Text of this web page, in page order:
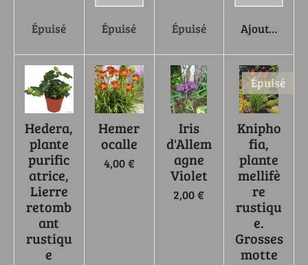
Épuisé Épuisé Épuisé Ajouter au
Hedera,
plante
purific
atrice,
Lierre
retomb
ant
rustiqu
e
Hemer
ocalle
4,00 €
Iris
d'Allem
agne
Violet
2,00 €
Épuisé
Knipho
fia,
plante
mellifè
re
rustiqu
e.
Grosses
motte